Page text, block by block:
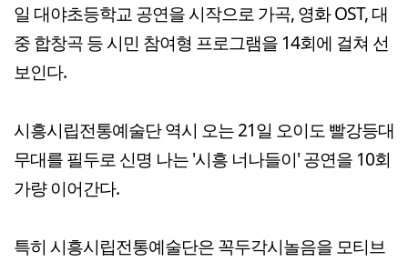
일 대야초등학교 공연을 시작으로 가곡, 영화 OST, 대
중 합창곡 등 시민 참여형 프로그램을 14회에 걸쳐 선
보인다.
시흥시립전통예술단 역시 오는 21일 오이도 빨강등대
무대를 필두로 신명 나는 '시흥 너나들이' 공연을 10회
가량 이어간다.
특히 시흥시립전통예술단은 꼭두각시놀음을 모티브